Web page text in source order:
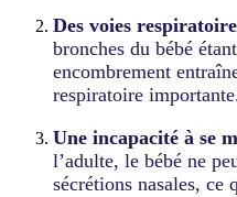
Des voies
bronches du bébé
encombrement
respiratoire
Une incapacité à se
l’adulte, le bébé ne
sécrétions nasales,